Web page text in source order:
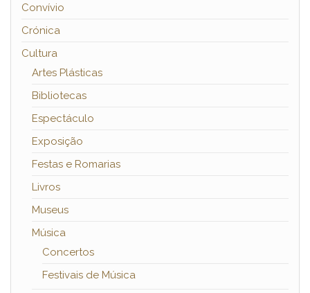
Convívio
Crónica
Cultura
Artes Plásticas
Bibliotecas
Espectáculo
Exposição
Festas e Romarias
Livros
Museus
Música
Concertos
Festivais de Música